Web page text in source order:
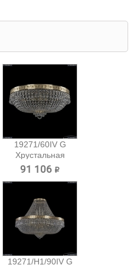
19271/60IV G
Хрустальная
потолочная...
91 106 ₽
19271/H1/90IV G